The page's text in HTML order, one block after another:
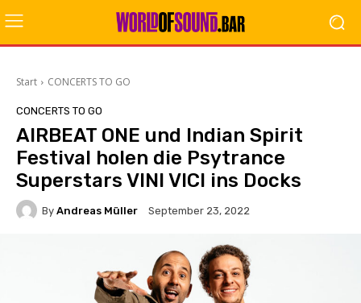
Start CONCERTS TO GO
CONCERTS TO GO
AIRBEAT ONE und Indian Spirit
Festival holen die Psytrance
Superstars VINI VICI ins Docks
By Andreas Müller September 23, 2022